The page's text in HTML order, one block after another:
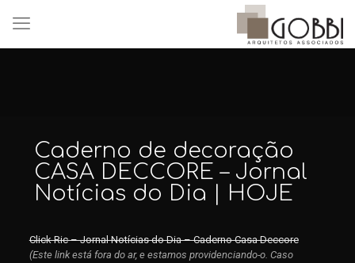
Caderno de decoração
CASA DECCORE – Jornal
Notícias do Dia | HOJE
Click Ric – Jornal Notícias do Dia – Caderno Casa Deccore
(Este link está fora do ar, e estamos providenciando-o. Caso